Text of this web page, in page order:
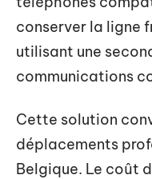
conserver la ligne
utilisant une
communications
Cette solution
déplacements
Belgique. Le coût